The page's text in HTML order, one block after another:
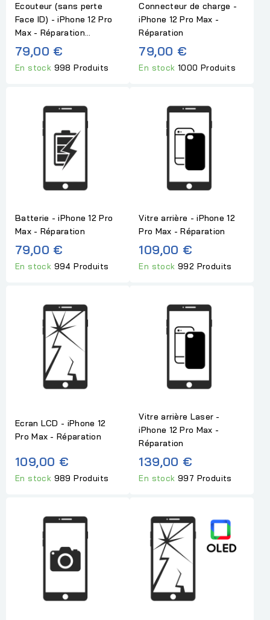
Ecouteur (sans perte
Face ID) - iPhone 12 Pro
Max - Réparation...
79,00 €
En stock 998 Produits
Connecteur de charge -
iPhone 12 Pro Max -
Réparation
79,00 €
En stock1000 Produits
Batterie - iPhone 12 Pro
Max - Réparation
79,00 €
En stock 994 Produits
Vitre arrière - iPhone 12
Pro Max - Réparation
109,00 €
En stock992 Produits
Ecran LCD - iPhone 12
Pro Max - Réparation
109,00 €
En stock 989 Produits
Vitre arrière Laser -
iPhone 12 Pro Max -
Réparation
139,00 €
En stock997 Produits